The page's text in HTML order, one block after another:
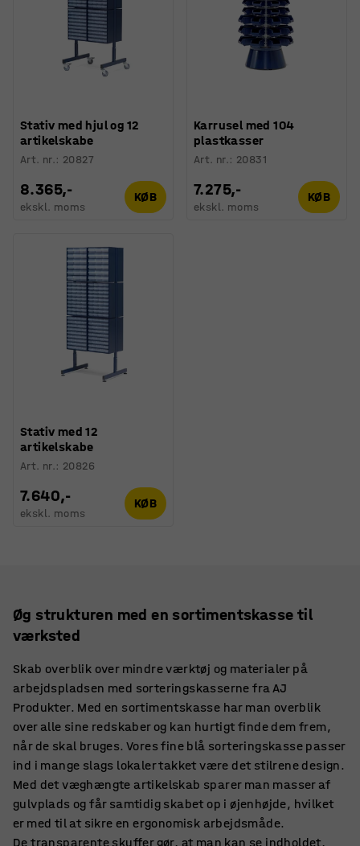
Stativ med hjul og 12
artikelskabe
Art. nr.: 20827
8.365,-
ekskl. moms
KØB
Karrusel med 104
plastkasser
Art. nr.: 20831
7.275,-
ekskl. moms
KØB
Stativ med 12
artikelskabe
Art. nr.: 20826
7.640,-
ekskl. moms
KØB
Øg strukturen med en sortimentskasse til
værksted
Skab overblik over mindre værktøj og materialer på
arbejdspladsen med sorteringskasserne fra AJ
Produkter. Med en sortimentskasse har man overblik
over alle sine redskaber og kan hurtigt finde dem frem,
når de skal bruges. Vores fine blå sorteringskasse passer
ind i mange slags lokaler takket være det stilrene design.
Med det væghængte artikelskab sparer man masser af
gulvplads og får samtidig skabet op i øjenhøjde, hvilket
er med til at sikre en ergonomisk arbejdsmåde.
De transparente skuffer gør, at man kan se indholdet,